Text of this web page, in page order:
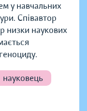
у навчальних
Співавтор
низки наукових
науковець